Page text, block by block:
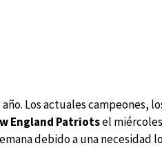
Los actuales campeones,
England Patriotsel
debido a una necesidad